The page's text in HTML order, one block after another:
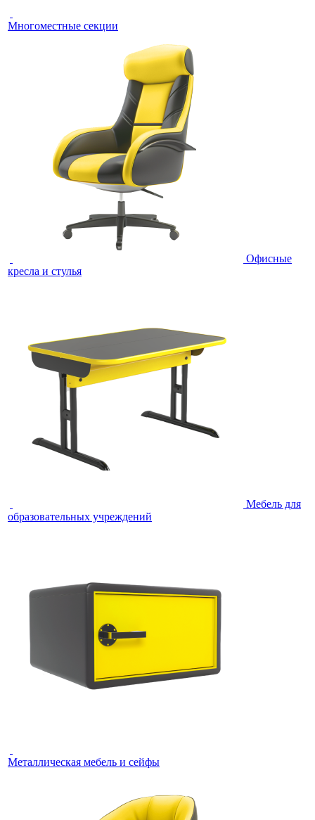
Многоместные секции
Офисные
кресла и стулья
Мебель для
образовательных учреждений
Металлическая мебель и сейфы